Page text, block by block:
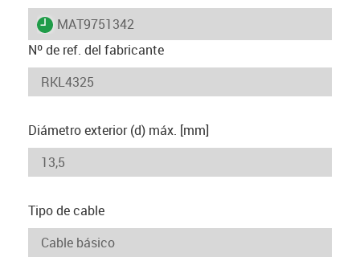
igus-icon-lieferzeit
MAT9751342
Nº de ref. del fabricante
Diámetro exterior (d) máx. [mm]
Tipo de cable